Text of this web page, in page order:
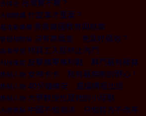
去梯言 台灣寶不寶？
大師開講 什麼事才重要？
葛洛斯專欄 救救美國教育與就業
管理相對論 沒有高獎金 免談好績效？
店長學堂 揪員工入股終止內鬥
科技風雲 反擊蘋果專利戰 群鬥最有勝算
焦點人物 女神卡卡：我有最病態的野心！
焦點人物 40分鐘維安 直逼媽祖出巡
焦點人物 大學教授也是她的小怪獸
大陸焦點 中國不怕泡沫 只怕官方不改革